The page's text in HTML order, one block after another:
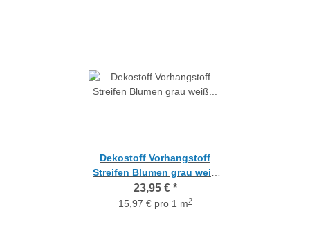
Dekostoff Vorhangstoff
Streifen Blumen grau weiß
taupe teiltransparent,
Meterware
23,95 € *
15,97 € pro 1 m2